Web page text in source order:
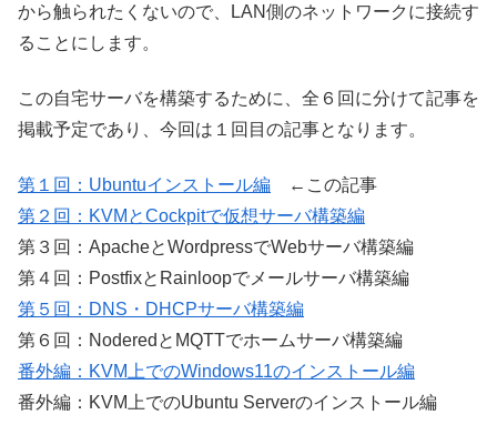
から触られたくないので、LAN側のネットワークに接続す
ることにします。
この自宅サーバを構築するために、全６回に分けて記事を
掲載予定であり、今回は１回目の記事となります。
第１回：Ubuntuインストール編 ←この記事
第２回：KVMとCockpitで仮想サーバ構築編
第３回：ApacheとWordpressでWebサーバ構築編
第４回：PostfixとRainloopでメールサーバ構築編
第５回：DNS・DHCPサーバ構築編
第６回：NoderedとMQTTでホームサーバ構築編
番外編：KVM上でのWindows11のインストール編
番外編：KVM上でのUbuntu Serverのインストール編